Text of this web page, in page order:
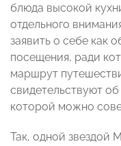
блюда высокой
отдельного
заявить о себе как
посещения, ради
маршрут
свидетельствуют
которой можно
Так, одной звездой